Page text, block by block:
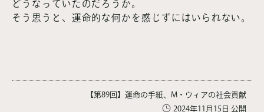
どうなっていたのだろうか。
そう思うと、運命的な何かを感じずにはいられない。
【第89回】運命の手紙、M・ウィアの社会貢献
2024年11月15日 公開